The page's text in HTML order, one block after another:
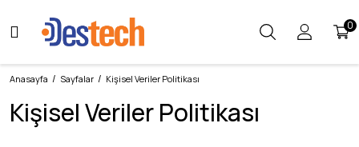
0
Anasayfa Sayfalar Kişisel Veriler Politikası
Kişisel Veriler Politikası
Geri Dön
Yenilenmiş Telefon
Samsung
Geri Dön
Samsung Orijinal Yedek Parça &
Aksesuar
Cep Telefonu & Tablet Şarj Aleti